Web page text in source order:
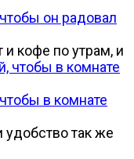
он радовал
и кофе по утрам, и
в комнате
удобство так же